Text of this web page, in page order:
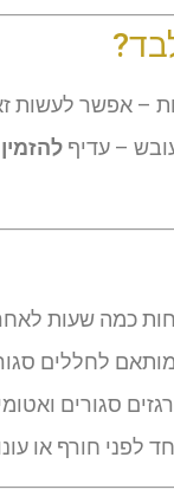
– אפשר לעשות
– עדיף
כמה שעות לאחר
לחללים
סגורים